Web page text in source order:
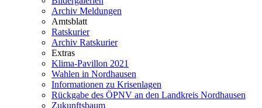
Archiv Meldungen
Amtsblatt
Ratskurier
Archiv Ratskurier
Extras
Klima-Pavillon 2021
Wahlen in Nordhausen
Informationen zu Krisenlagen
Rückgabe des ÖPNV an den Landkreis Nordhausen
Zukunftsbaum